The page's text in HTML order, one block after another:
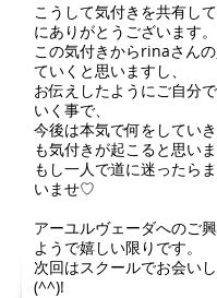
こうして気付きを共有し
にありがとうございます。
この気付きからrinaさん
ていくと思いますし、
お伝えしたようにご自分
いく事で、
今後は本気で何をしてい
も気付きが起こると思いま
もし一人で道に迷ったら
いませ♡
アーユルヴェーダへのご
ようで嬉しい限りです。
次回はスクールでお会い
(^^)!